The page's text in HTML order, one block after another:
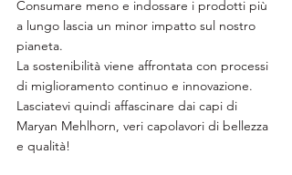
Consumare meno e indossare i prodotti più
a lungo lascia un minor impatto sul nostro
pianeta.
La sostenibilità viene affrontata con processi
di miglioramento continuo e innovazione.
Lasciatevi quindi affascinare dai capi di
Maryan Mehlhorn, veri capolavori di bellezza
e qualità!